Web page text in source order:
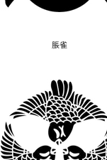
脹雀